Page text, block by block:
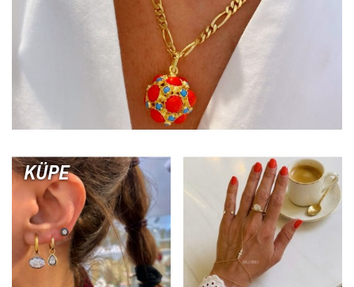
KÜPE